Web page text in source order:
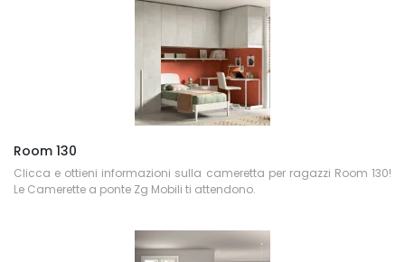
Room 130
Clicca e ottieni informazioni sulla cameretta per ragazzi Room 130!
Le Camerette a ponte Zg Mobili ti attendono.